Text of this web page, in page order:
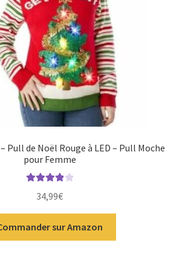
Pull de Noël Rouge à LED – Pull Moche
pour Femme
sur 5
34,99€
sur Amazon